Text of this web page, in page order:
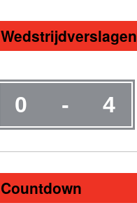
Wedstrijdverslagen
0 - 4
Countdown